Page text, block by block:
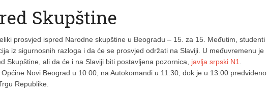
Skupštine
prosvjed ispred Narodne skupštine u Beogradu – 15. za 15. Međutim, studenti
iz sigurnosnih razloga i da će se prosvjed održati na Slaviji. U međuvremenu je
Skupštine, ali da će i na Slaviji biti postavljena pozornica, javlja srpski N1
Novi Beograd u 10:00, na Autokomandi u 11:30, dok je u 13:00 predviđeno
Republike.